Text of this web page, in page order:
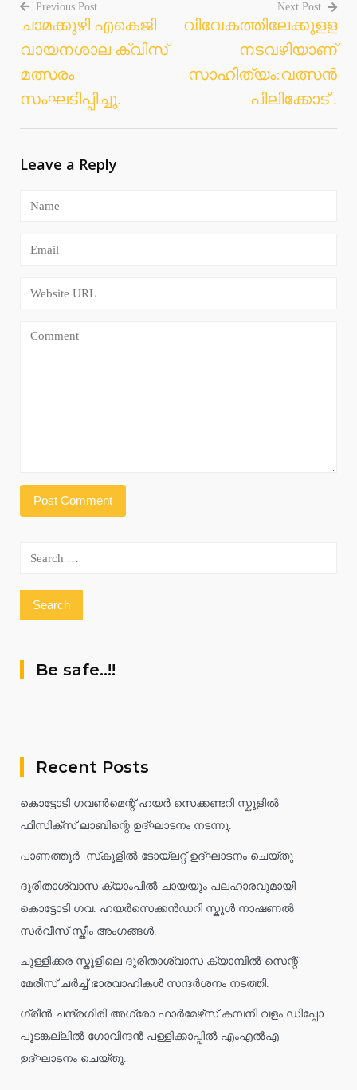
Post
navigation
Previous Post
ചാമക്കുഴി എകെജി
വായനശാല ക്വിസ്
മത്സരം
സംഘടിപ്പിച്ചു.
Next Post
വിവേകത്തിലേക്കുളള
നടവഴിയാണ്
സാഹിത്യം:വത്സന്‍
പിലിക്കോട് .
Leave a Reply
Search
Be safe..!!
Recent Posts
കൊട്ടോടി ഗവൺമെന്റ് ഹയർ സെക്കണ്ടറി സ്കൂളിൽ
ഫിസിക്സ് ലാബിന്റെ ഉദ്ഘാടനം നടന്നു.
പാണത്തൂർ സ്‌കൂളിൽ ടോയ്ലറ്റ് ഉദ്ഘാടനം ചെയ്തു
ദുരിതാശ്വാസ ക്യാംപിൽ ചായയും പലഹാരവുമായി
കൊട്ടോടി ഗവ. ഹയർസെക്കൻഡറി സ്കൂൾ നാഷണൽ
സർവീസ് സ്കീം അംഗങ്ങൾ.
ചുള്ളിക്കര സ്കൂളിലെ ദുരിതാശ്വാസ ക്യാമ്പിൽ സെന്റ്
മേരീസ് ചർച്ച് ഭാരവാഹികൾ സന്ദർശനം നടത്തി.
ഗ്രീൻ ചന്ദ്രഗിരി അഗ്രോ ഫാർമേഴ്‌സ് കമ്പനി വളം ഡിപ്പോ
പൂടങ്കല്ലിൽ ഗോവിന്ദൻ പള്ളിക്കാപ്പിൽ എംഎൽഎ
ഉദ്ഘാടനം ചെയ്തു.